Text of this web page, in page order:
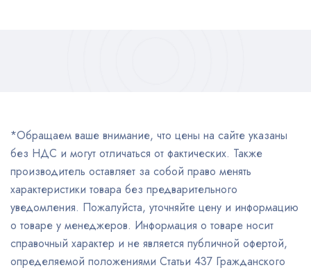
*Обращаем ваше внимание, что цены на сайте указаны
без НДС и могут отличаться от фактических. Также
производитель оставляет за собой право менять
характеристики товара без предварительного
уведомления. Пожалуйста, уточняйте цену и информацию
о товаре у менеджеров. Информация о товаре носит
справочный характер и не является публичной офертой,
определяемой положениями Статьи 437 Гражданского